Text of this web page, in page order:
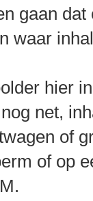
gaan
waar
hier
net,
of
of op